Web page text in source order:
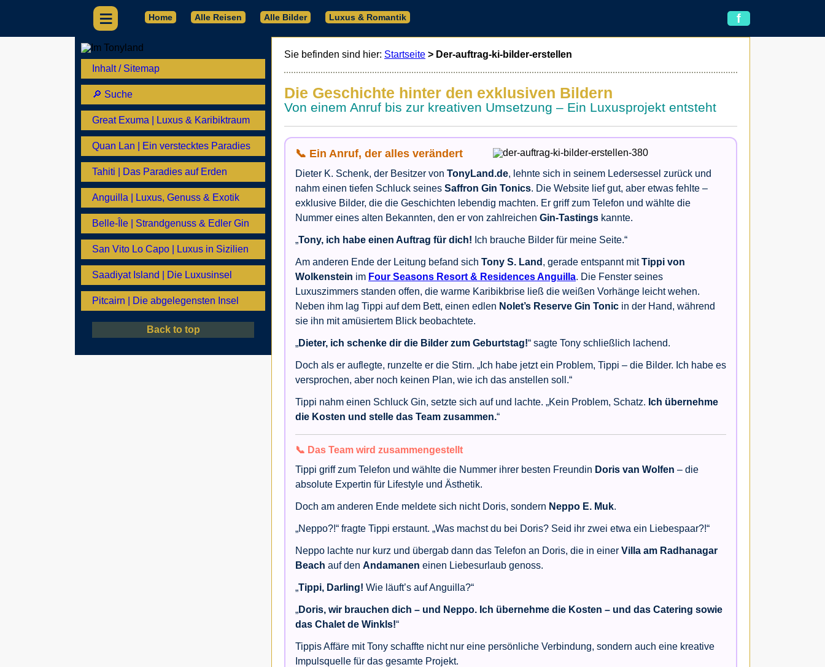
f
≡ Home Alle Reisen Alle Bilder Luxus & Romantik
Inhalt / Sitemap
🔎 Suche
Great Exuma | Luxus & Karibiktraum
Quan Lan | Ein verstecktes Paradies
Tahiti | Das Paradies auf Erden
Anguilla | Luxus, Genuss & Exotik
Belle-Île | Strandgenuss & Edler Gin
San Vito Lo Capo | Luxus in Sizilien
Saadiyat Island | Die Luxusinsel
Pitcairn | Die abgelegensten Insel
Back to top
Sie befinden sind hier: Startseite > Der-auftrag-ki-bilder-erstellen
Die Geschichte hinter den exklusiven Bildern
Von einem Anruf bis zur kreativen Umsetzung – Ein Luxusprojekt entsteht
📞 Ein Anruf, der alles verändert
Dieter K. Schenk, der Besitzer von TonyLand.de, lehnte sich in seinem Ledersessel zurück und
nahm einen tiefen Schluck seines Saffron Gin Tonics. Die Website lief gut, aber etwas fehlte –
exklusive Bilder, die die Geschichten lebendig machten. Er griff zum Telefon und wählte die
Nummer eines alten Bekannten, den er von zahlreichen Gin-Tastings kannte.
„Tony, ich habe einen Auftrag für dich! Ich brauche Bilder für meine Seite.“
Am anderen Ende der Leitung befand sich Tony S. Land , gerade entspannt mitTippi von
Wolkenstein im Four Seasons Resort & Residences Anguilla. Die Fenster seines
Luxuszimmers standen offen, die warme Karibikbrise ließ die weißen Vorhänge leicht wehen.
Neben ihm lag Tippi auf dem Bett, einen edlen Nolet’s Reserve Gin Tonic in der Hand, während
sie ihn mit amüsiertem Blick beobachtete.
„Dieter, ich schenke dir die Bilder zum Geburtstag!“ sagte Tony schließlich lachend.
Doch als er auflegte, runzelte er die Stirn. „Ich habe jetzt ein Problem, Tippi – die Bilder. Ich habe es
versprochen, aber noch keinen Plan, wie ich das anstellen soll.“
Tippi nahm einen Schluck Gin, setzte sich auf und lachte. „Kein Problem, Schatz. Ich übernehme
die Kosten und stelle das Team zusammen.“
📞 Das Team wird zusammengestellt
Tippi griff zum Telefon und wählte die Nummer ihrer besten Freundin Doris van Wolfen – die
absolute Expertin für Lifestyle und Ästhetik.
Doch am anderen Ende meldete sich nicht Doris, sondern Neppo E. Muk.
„Neppo?!“ fragte Tippi erstaunt. „Was machst du bei Doris? Seid ihr zwei etwa ein Liebespaar?!“
Neppo lachte nur kurz und übergab dann das Telefon an Doris, die in einer Villa am Radhanagar
Beach auf den Andamanen einen Liebesurlaub genoss.
„Tippi, Darling! Wie läuft’s auf Anguilla?“
„Doris, wir brauchen dich – und Neppo. Ich übernehme die Kosten – und das Catering sowie
das Chalet de Winkls!“
Tippis Affäre mit Tony schaffte nicht nur eine persönliche Verbindung, sondern auch eine kreative
Impulsquelle für das gesamte Projekt.